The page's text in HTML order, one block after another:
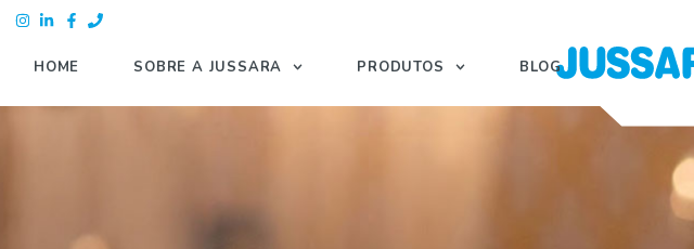
HOME SOBRE A JUSSARA PRODUTOS BLOG